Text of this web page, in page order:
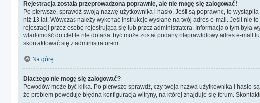
Rejestracja została przeprowadzona poprawnie, ale nie mogę się zalogować!
Po pierwsze, sprawdź swoją nazwę użytkownika i hasło. Jeśli są poprawne, to
niż 13 lat. Wówczas należy wykonać instrukcje wysłane na twój adres e-mail. Jeśli nie
rejestracji przez osobę rejestrującą się lub przez administratora. Informacja o tym była
wiadomość do ciebie nie dotarła, być może został podany nieprawidłowy adres e-
skontaktować się z administratorem.
Na górę
Dlaczego nie mogę się zalogować?
Powodów może być kilka. Po pierwsze sprawdź, czy twoja nazwa użytkownika i hasło
że problem powoduje błędna konfiguracja witryny, na której znajduje się forum.